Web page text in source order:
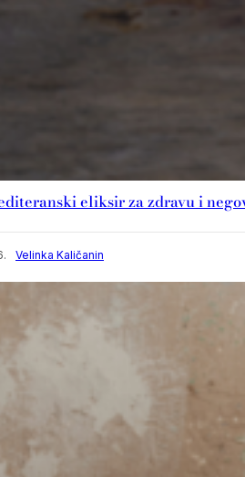
eliksir za zdravu i
Velinka Kaličanin